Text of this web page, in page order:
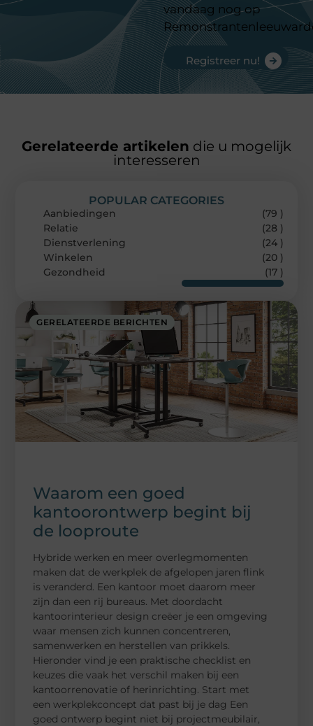
vandaag nog op
Registreer nu!
Gerelateerde artikelen die u mogelijk
interesseren
GERELATEERDE BERICHTEN
Waarom een goed
kantoorontwerp begint bij
de looproute
Hybride werken en meer overlegmomenten
maken dat de werkplek de afgelopen jaren flink
is veranderd. Een kantoor moet daarom meer
zijn dan een rij bureaus. Met doordacht
kantoorinterieur design creëer je een omgeving
waar mensen zich kunnen concentreren,
samenwerken en herstellen van prikkels.
Hieronder vind je een praktische checklist en
keuzes die vaak het verschil maken bij een
kantoorrenovatie of herinrichting. Start met
een werkplekconcept dat past bij je dag Een
goed ontwerp begint niet bij projectmeubilair,
POPULAR CATEGORIES
Aanbiedingen
(79 )
Relatie
(28 )
Dienstverlening
(24 )
Winkelen
(20 )
Gezondheid
(17 )